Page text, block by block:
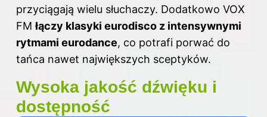
przyciągają wielu słuchaczy. Dodatkowo VOX
FMłączy klasyki eurodisco z intensywnymi
rytmami eurodance, co potrafi porwać do
tańca nawet największych sceptyków.
Wysoka jakość dźwięku i
dostępność